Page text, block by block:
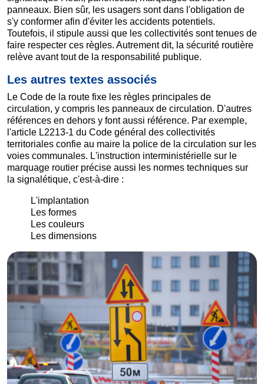
panneaux. Bien sûr, les usagers sont dans l'obligation de
s'y conformer afin d'éviter les accidents potentiels.
Toutefois, il stipule aussi que les collectivités sont tenues de
faire respecter ces règles. Autrement dit, la sécurité routière
relève avant tout de la responsabilité publique.
Les autres textes associés
Le Code de la route fixe les règles principales de
circulation, y compris les panneaux de circulation. D'autres
références en dehors y font aussi référence. Par exemple,
l'article L2213-1 du Code général des collectivités
territoriales confie au maire la police de la circulation sur les
voies communales. L'instruction interministérielle sur le
marquage routier précise aussi les normes techniques sur
la signalétique, c'est-à-dire :
L'implantation
Les formes
Les couleurs
Les dimensions